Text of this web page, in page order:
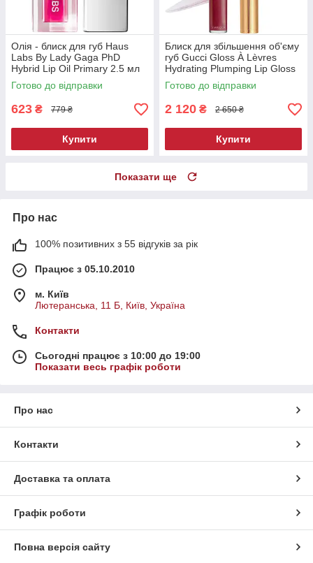
Олія - блиск для губ Haus
Labs By Lady Gaga PhD
Hybrid Lip Oil Primary 2.5 мл
Готово до відправки
623 ₴ 779 ₴
Купити
Блиск для збільшення об'єму
губ Gucci Gloss À Lèvres
Hydrating Plumping Lip Gloss
509 Rosso Ancora 6.5 мл
Готово до відправки
2 120 ₴ 2 650 ₴
Купити
Показати ще
Про нас
100% позитивних з 55 відгуків за рік
Працює з 05.10.2010
м. Київ
Лютеранська, 11 Б, Київ, Україна
Контакти
Сьогодні працює з 10:00 до 19:00
Показати весь графік роботи
Про нас
Контакти
Доставка та оплата
Графік роботи
Повна версія сайту